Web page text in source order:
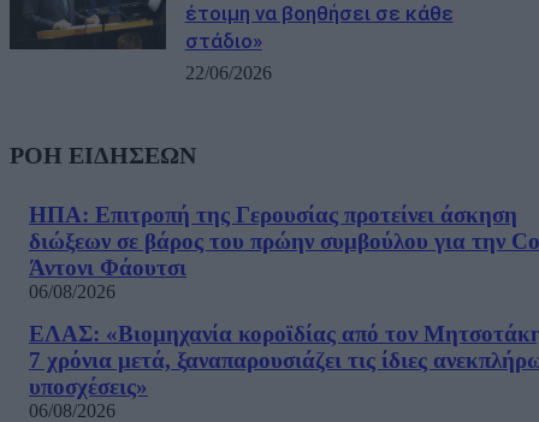
έτοιμη να βοηθήσει σε κάθε
στάδιο»
22/06/2026
ΡΟΗ ΕΙΔΗΣΕΩΝ
ΗΠΑ: Επιτροπή της Γερουσίας προτείνει άσκηση
διώξεων σε βάρος του πρώην συμβούλου για την
Άντονι Φάουτσι
06/08/2026
ΕΛΑΣ: «Βιομηχανία κοροϊδίας από τον
7 χρόνια μετά, ξαναπαρουσιάζει τις ίδιες
υποσχέσεις»
06/08/2026